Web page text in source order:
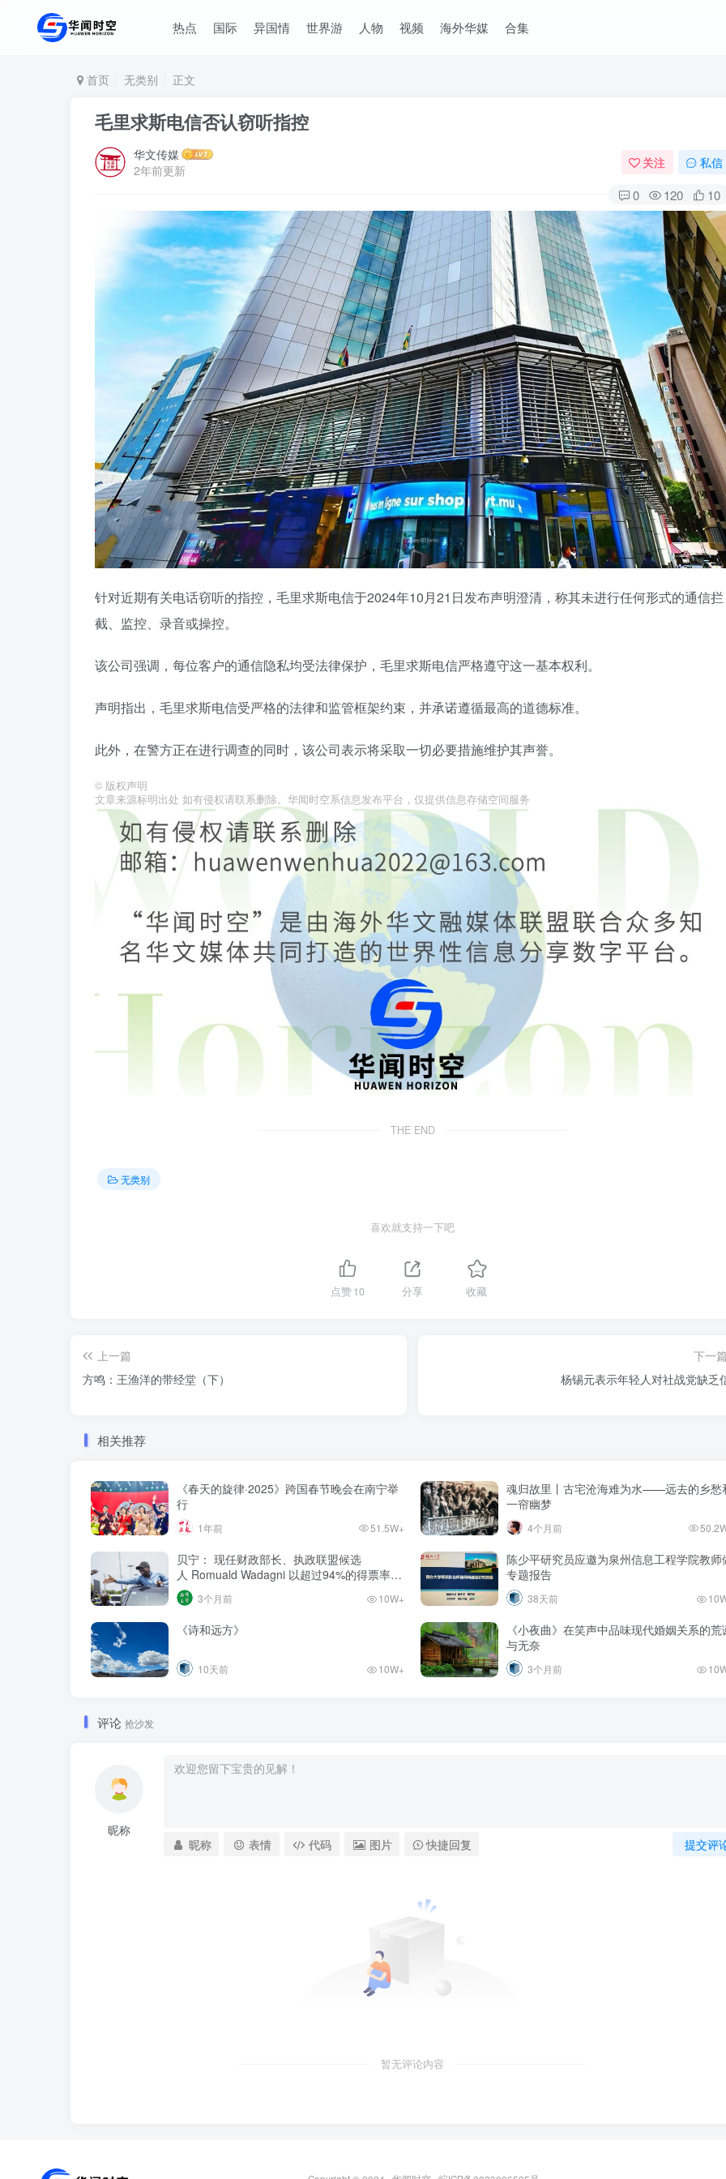
热点 国际 异国情 世界游 人物 视频 海外华媒 合集
首页 无类别 正文
毛里求斯电信否认窃听指控
华文传媒
2年前更新
关注 私信
0 120 10
针对近期有关电话窃听的指控，毛里求斯电信于2024年10月21日发布声明澄清，称其未进行任何形式的通信拦
截、监控、录音或操控。
该公司强调，每位客户的通信隐私均受法律保护，毛里求斯电信严格遵守这一基本权利。
声明指出，毛里求斯电信受严格的法律和监管框架约束，并承诺遵循最高的道德标准。
此外，在警方正在进行调查的同时，该公司表示将采取一切必要措施维护其声誉。
© 版权声明
文章来源标明出处 如有侵权请联系删除。华闻时空系信息发布平台，仅提供信息存储空间服务
THE END
无类别
喜欢就支持一下吧
点赞10 分享 收藏
上一篇
方鸣：王渔洋的带经堂（下）
下一
杨锡元表示年轻人对社战党缺乏
相关推荐
《春天的旋律·2025》跨国春节晚会在南宁举
行
1年前 51.5W+
魂归故里丨古宅沧海难为水——远去的乡愁
一帘幽梦
4个月前
贝宁： 现任财政部长、执政联盟候选
人‌ Romuald Wadagni 以超过94%的得票率当
选新任总统‌
3个月前 10W+
陈少平研究员应邀为泉州信息工程学院教师
专题报告
38天前
《诗和远方》
10天前 10W+
《小夜曲》在笑声中品味现代婚姻关系的荒
与无奈
3个月前
评论 抢沙发
昵称
提交评
昵称 表情 代码 图片 快捷回复
暂无评论内容